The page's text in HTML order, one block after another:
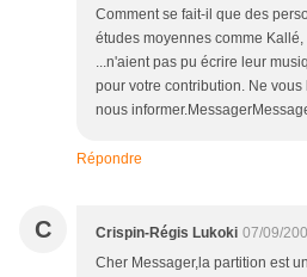
Comment se fait-il que des
études moyennes comme
...n'aient pas pu écrire leur
pour votre contribution. Ne
nous
Répondre
C Crispin-Régis Lukoki 07/09/
Cher Messager,la partition est